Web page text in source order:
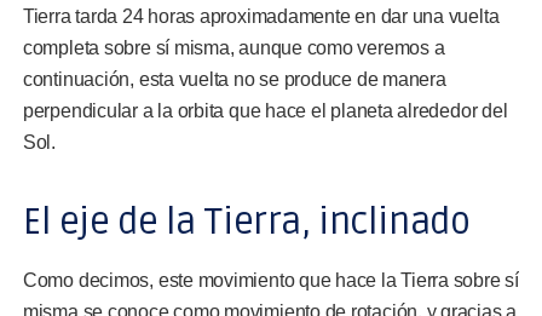
Tierra tarda 24 horas aproximadamente en dar una vuelta
completa sobre sí misma, aunque como veremos a
continuación, esta vuelta no se produce de manera
perpendicular a la orbita que hace el planeta alrededor del
Sol.
El eje de la Tierra, inclinado
Como decimos, este movimiento que hace la Tierra sobre sí
misma se conoce como movimiento de rotación, y gracias a